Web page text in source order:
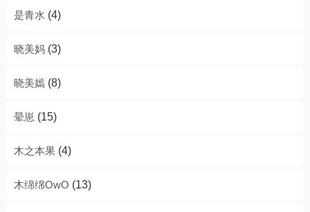
是青水 (4)
晓美妈 (3)
晓美嫣 (8)
晕崽 (15)
木之本果 (4)
木绵绵OwO (13)